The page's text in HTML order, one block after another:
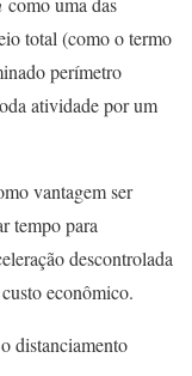
total (como o termo
perímetro
atividade por um
vantagem ser
tempo para
descontrolada
econômico.
distanciamento